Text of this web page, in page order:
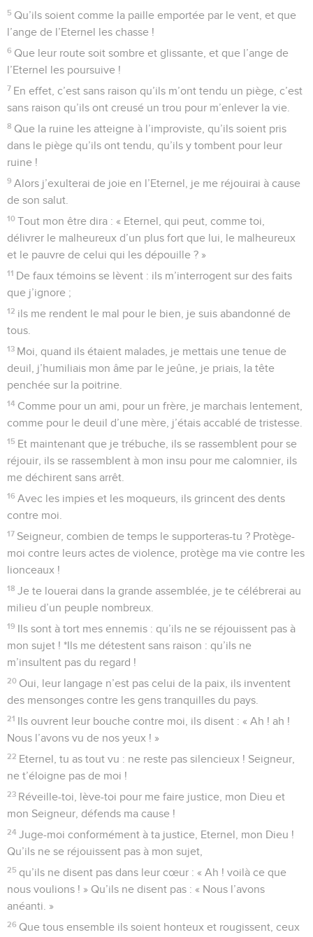
5 Qu’ils soient comme la paille emportée par le vent, et que
l’ange de l’Eternel les chasse !
6 Que leur route soit sombre et glissante, et que l’ange de
l’Eternel les poursuive !
7 En effet, c’est sans raison qu’ils m’ont tendu un piège, c’est
sans raison qu’ils ont creusé un trou pour m’enlever la vie.
8 Que la ruine les atteigne à l’improviste, qu’ils soient pris
dans le piège qu’ils ont tendu, qu’ils y tombent pour leur
ruine !
9 Alors j’exulterai de joie en l’Eternel, je me réjouirai à cause
de son salut.
10 Tout mon être dira : « Eternel, qui peut, comme toi,
délivrer le malheureux d’un plus fort que lui, le malheureux
et le pauvre de celui qui les dépouille ? »
11 De faux témoins se lèvent : ils m’interrogent sur des faits
que j’ignore ;
12 ils me rendent le mal pour le bien, je suis abandonné de
tous.
13 Moi, quand ils étaient malades, je mettais une tenue de
deuil, j’humiliais mon âme par le jeûne, je priais, la tête
penchée sur la poitrine.
14 Comme pour un ami, pour un frère, je marchais lentement,
comme pour le deuil d’une mère, j’étais accablé de tristesse.
15 Et maintenant que je trébuche, ils se rassemblent pour se
réjouir, ils se rassemblent à mon insu pour me calomnier, ils
me déchirent sans arrêt.
16 Avec les impies et les moqueurs, ils grincent des dents
contre moi.
17 Seigneur, combien de temps le supporteras-tu ? Protège-
moi contre leurs actes de violence, protège ma vie contre les
lionceaux !
18 Je te louerai dans la grande assemblée, je te célébrerai au
milieu d’un peuple nombreux.
19 Ils sont à tort mes ennemis : qu’ils ne se réjouissent pas à
mon sujet ! *Ils me détestent sans raison : qu’ils ne
m’insultent pas du regard !
20 Oui, leur langage n’est pas celui de la paix, ils inventent
des mensonges contre les gens tranquilles du pays.
21 Ils ouvrent leur bouche contre moi, ils disent : « Ah ! ah !
Nous l’avons vu de nos yeux ! »
22 Eternel, tu as tout vu : ne reste pas silencieux ! Seigneur,
ne t’éloigne pas de moi !
23 Réveille-toi, lève-toi pour me faire justice, mon Dieu et
mon Seigneur, défends ma cause !
24 Juge-moi conformément à ta justice, Eternel, mon Dieu !
Qu’ils ne se réjouissent pas à mon sujet,
25 qu’ils ne disent pas dans leur cœur : « Ah ! voilà ce que
nous voulions ! » Qu’ils ne disent pas : « Nous l’avons
anéanti. »
26 Que tous ensemble ils soient honteux et rougissent, ceux